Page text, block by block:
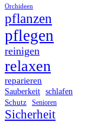
Orchideen
pflanzen
pflegen
reinigen
relaxen
reparieren
Sauberkeit schlafen
Schutz Senioren
Sicherheit